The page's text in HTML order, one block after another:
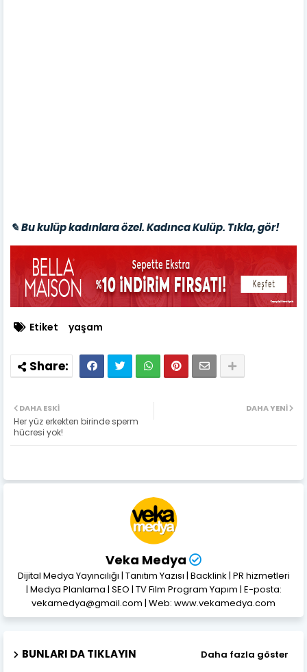
✎ Bu kulüp kadınlara özel. Kadınca Kulüp. Tıkla, gör!
Etiket yaşam
DAHA YENI
DAHA ESKI
Her yüz erkekten birinde sperm
hücresi yok!
Veka Medya
Dijital Medya Yayıncılığı | Tanıtım Yazısı | Backlink | PR hizmetleri
| Medya Planlama | SEO | TV Film Program Yapım | E-posta:
vekamedya@gmail.com | Web: www.vekamedya.com
BUNLARI DA TIKLAYIN Daha fazla göster